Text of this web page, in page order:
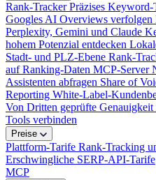
Rank-TrackerPräzises
Googles AI Overviews verfolgen
Perplexity, Gemini und Claude
hohem Potenzial entdecken
Stadt- und PLZ-Ebene Rank-
auf Ranking-Daten MCP-Server
Assistenten abfragen Share of
Reporting White-Label-
Von Dritten geprüfte Genauigkeit
Tools verbinden
Preise
Plattform-Tarife Rank-Tracking
Erschwingliche SERP-API-Tarife
MCP